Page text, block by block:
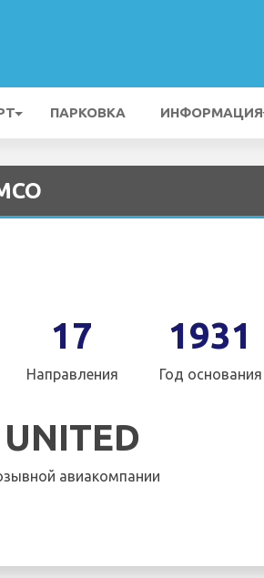
ПАРКОВКА ИНФОРМАЦИЯ
17
Направления
1931
Год основания
UNITED
авиакомпании